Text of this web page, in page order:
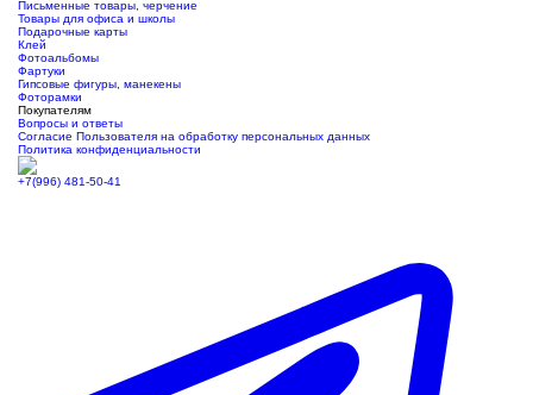
Письменные товары, черчение
Товары для офиса и школы
Подарочные карты
Клей
Фотоальбомы
Фартуки
Гипсовые фигуры, манекены
Фоторамки
Покупателям
Вопросы и ответы
Согласие Пользователя на обработку персональных данных
Политика конфиденциальности
+7(996) 481-50-41